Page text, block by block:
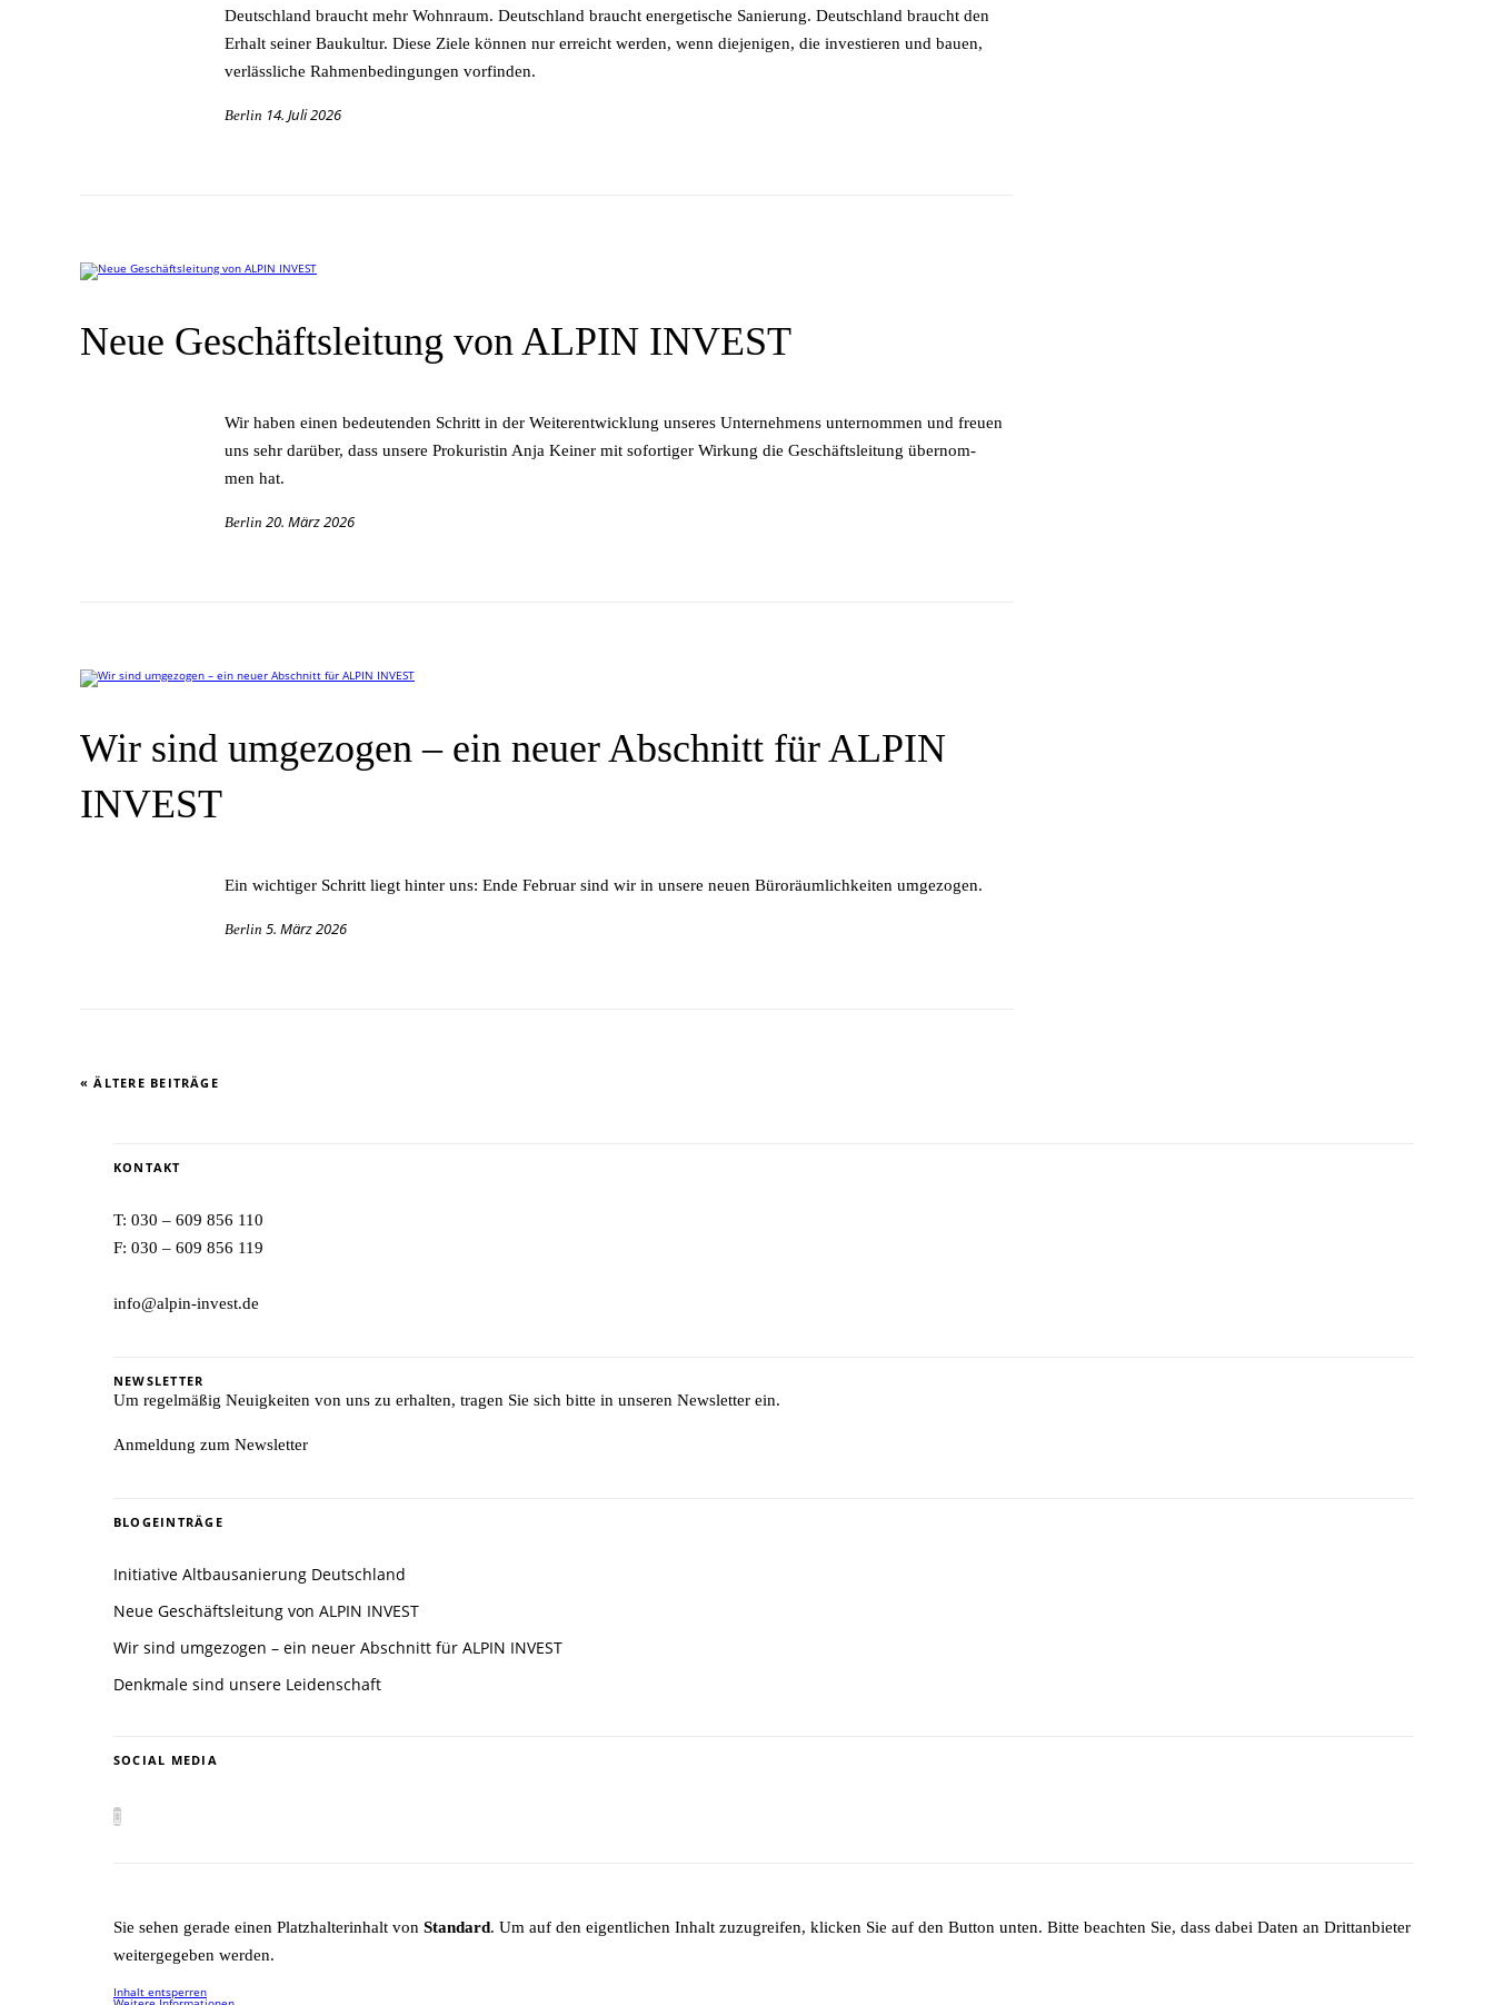
Deutsch­land braucht mehr Wohn­raum. Deutsch­land braucht en­er­ge­ti­sche Sa­nie­rung. Deutsch­land braucht den
Er­halt sei­ner Bau­kul­tur. Die­se Zie­le kön­nen nur er­reicht wer­den, wenn die­je­ni­gen, die in­ves­tie­ren und bau­en,
ver­läss­li­che Rah­men­be­din­gun­gen vorfinden.
Berlin 14. Juli 2026
Neue Geschäftsleitung von ALPIN INVEST
Wir ha­ben ei­nen be­deu­ten­den Schritt in der Wei­ter­ent­wick­lung un­se­res Un­ter­neh­mens un­ter­nom­men und freu­en
uns sehr dar­über, dass un­se­re Pro­ku­ris­tin Anja Kei­ner mit so­for­ti­ger Wir­kung die Ge­schäfts­lei­tung über­nom­
men hat.
Berlin 20. März 2026
Wir sind umgezogen – ein neuer Abschnitt für ALPIN
INVEST
Ein wich­ti­ger Schritt liegt hin­ter uns: Ende Fe­bru­ar sind wir in un­se­re neu­en Bü­ro­räum­lich­kei­ten umgezogen.
Berlin 5. März 2026
« ÄLTERE BEITRÄGE
KONTAKT
T: 030 – 609 856 110
F: 030 – 609 856 119
info@alpin-invest.de
NEWSLETTER
Um regelmäßig Neuigkeiten von uns zu erhalten, tragen Sie sich bitte in unseren Newsletter ein.
Anmeldung zum Newsletter
BLOGEINTRÄGE
Initiative Altbausanierung Deutschland
Neue Geschäftsleitung von ALPIN INVEST
Wir sind umgezogen – ein neuer Abschnitt für ALPIN INVEST
Denkmale sind unsere Leidenschaft
SOCIAL MEDIA
Sie sehen gerade einen Platzhalterinhalt von Standard. Um auf den eigentlichen Inhalt zuzugreifen, klicken Sie auf den Button unten. Bitte beachten Sie, dass dabei Daten an Drittanbieter
weitergegeben werden.
Inhalt entsperren